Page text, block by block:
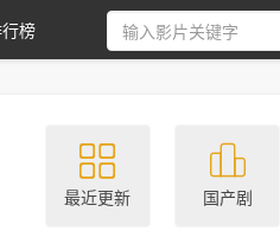
榜
最近更新 国产剧